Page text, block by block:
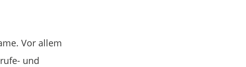
Vor allem
und